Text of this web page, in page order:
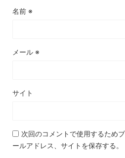
名前 ※
メール ※
サイト
次回のコメントで使用するため
ールアドレス、サイトを保存する。